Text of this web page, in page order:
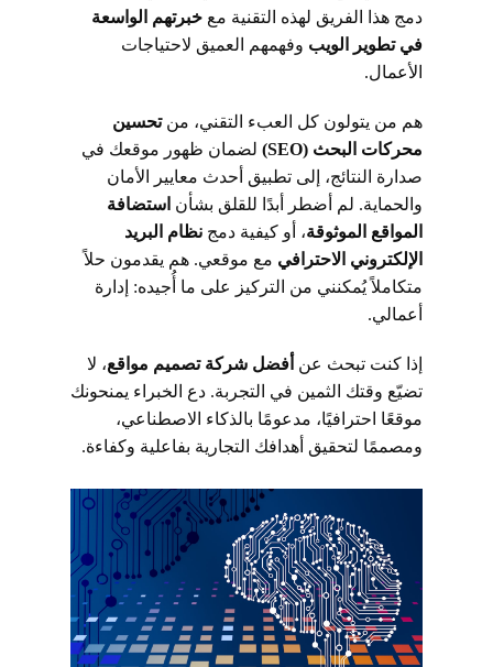
دمج هذا الفريق لهذه التقنية مع خبرتهم الواسعة
في تطوير الويب وفهمهم العميق لاحتياجات
الأعمال.
هم من يتولون كل العبء التقني، منتحسين
محركات البحث (SEO)
لضمان ظهور موقعك في
صدارة النتائج، إلى تطبيق أحدث معايير الأمان
والحماية. لم أضطر أبدًا للقلق بشأن استضافة
المواقع الموثوقة، أو كيفية دمج نظام البريد
الإلكتروني الاحترافي مع موقعي. هم يقدمون حلاً
متكاملاً يُمكنني من التركيز على ما أُجيده: إدارة
أعمالي.
إذا كنت تبحث عن أفضل شركة تصميم مواقع، لا
تضيّع وقتك الثمين في التجربة. دع الخبراء يمنحونك
موقعًا احترافيًا، مدعومًا بالذكاء الاصطناعي،
ومصممًا لتحقيق أهدافك التجارية بفاعلية وكفاءة.